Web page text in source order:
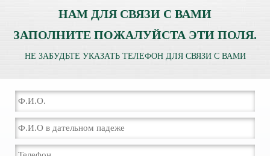
НАМ ДЛЯ СВЯЗИ С ВАМИ
ЗАПОЛНИТЕ ПОЖАЛУЙСТА ЭТИ ПОЛЯ.
НЕ ЗАБУДЬТЕ УКАЗАТЬ ТЕЛЕФОН ДЛЯ СВЯЗИ С ВАМИ